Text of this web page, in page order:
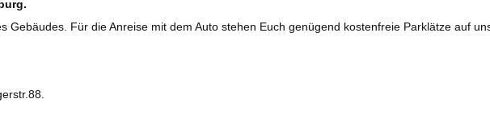
Gebäudes. Für die Anreise mit dem Auto stehen Euch genügend kostenfreie Parklätze auf